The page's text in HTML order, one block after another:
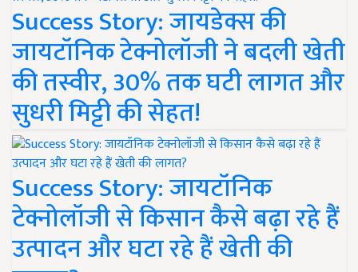
Success Story: जायडेक्स की
जायटॉनिक टेक्नोलॉजी ने बदली खेती
की तस्वीर, 30% तक घटी लागत और
सुधरी मिट्टी की सेहत!
Success Story: जायटॉनिक
टेक्नोलॉजी से किसान कैसे बढ़ा रहे हैं
उत्पादन और घटा रहे हैं खेती की